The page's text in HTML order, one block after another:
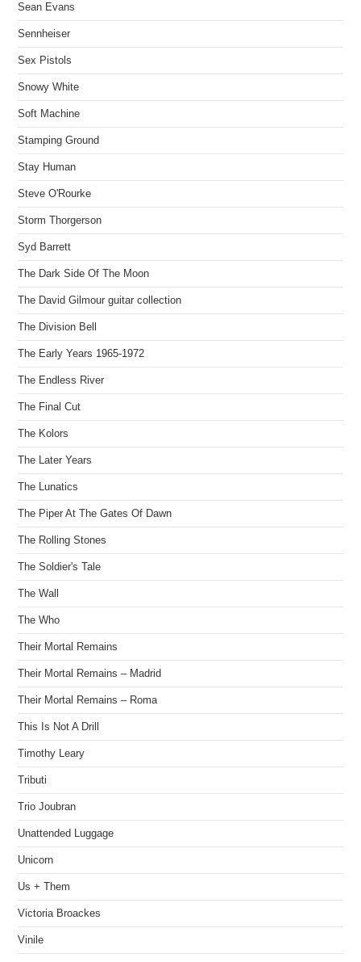
Sean Evans
Sennheiser
Sex Pistols
Snowy White
Soft Machine
Stamping Ground
Stay Human
Steve O'Rourke
Storm Thorgerson
Syd Barrett
The Dark Side Of The Moon
The David Gilmour guitar collection
The Division Bell
The Early Years 1965-1972
The Endless River
The Final Cut
The Kolors
The Later Years
The Lunatics
The Piper At The Gates Of Dawn
The Rolling Stones
The Soldier's Tale
The Wall
The Who
Their Mortal Remains
Their Mortal Remains – Madrid
Their Mortal Remains – Roma
This Is Not A Drill
Timothy Leary
Tributi
Trio Joubran
Unattended Luggage
Unicorn
Us + Them
Victoria Broackes
Vinile